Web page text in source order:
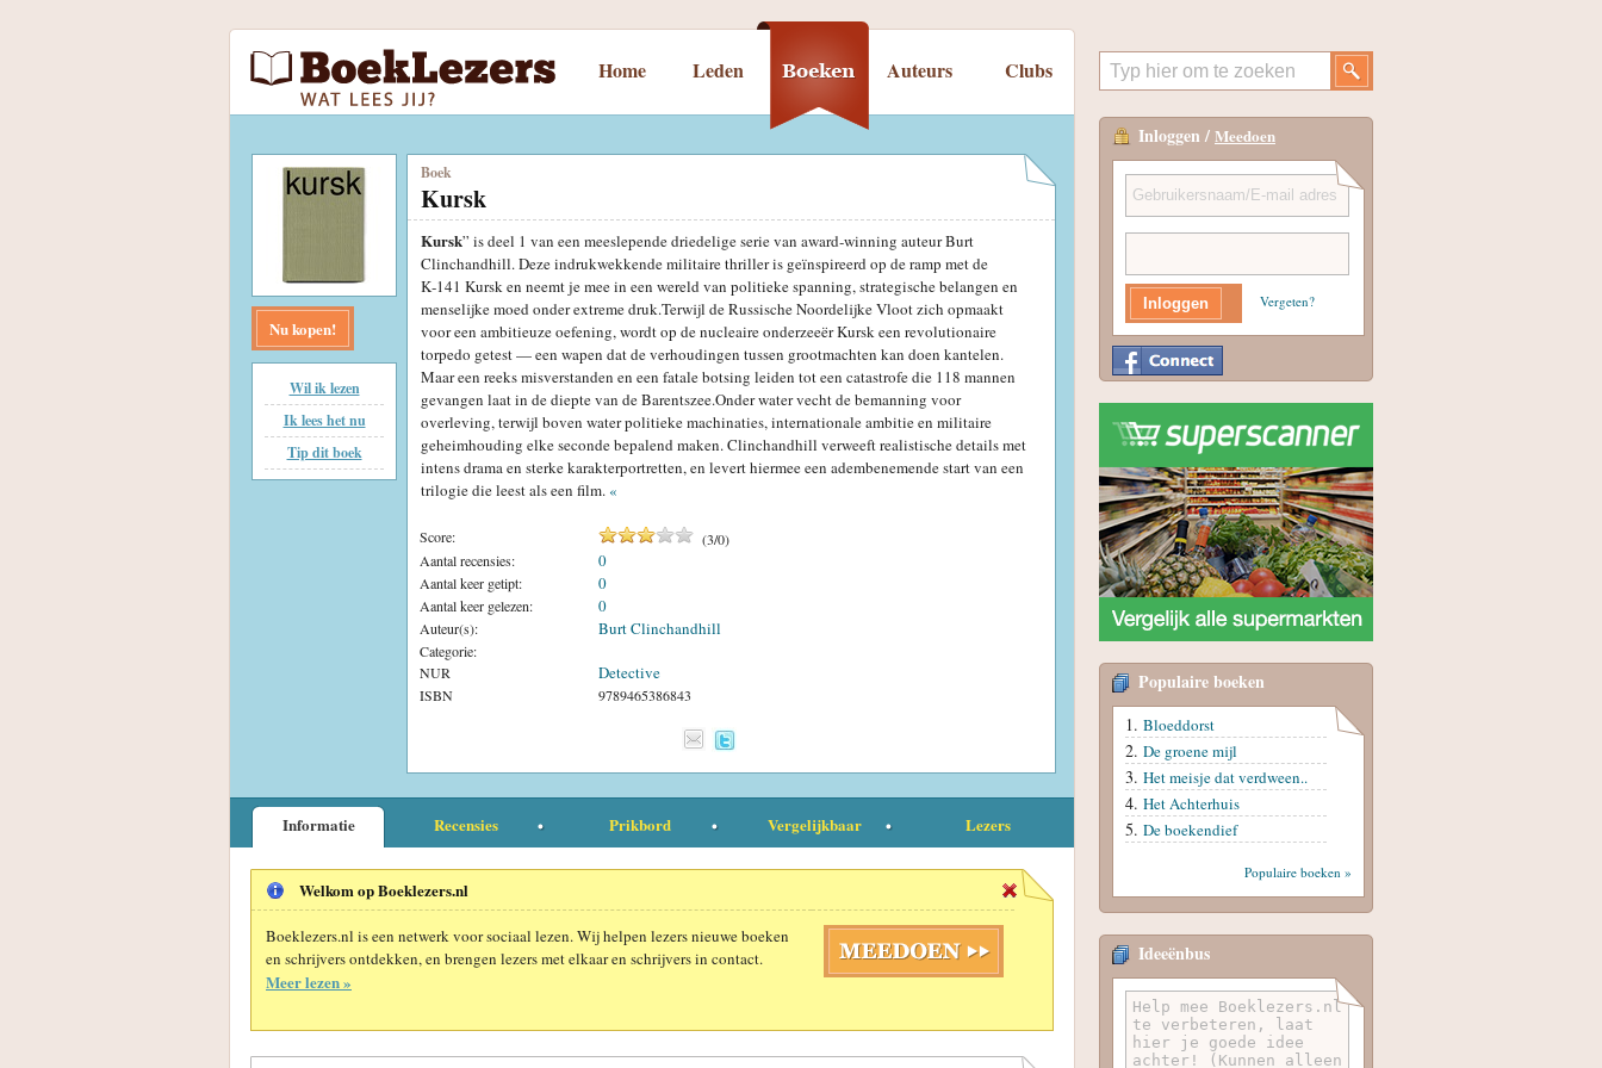
Home Leden Auteurs Clubs
Nu kopen!
Wil ik lezen
Ik lees het nu
Tip dit boek
Boek
Kursk
Kursk” is deel 1 van een meeslepende driedelige serie van award‑winning auteur Burt
Clinchandhill. Deze indrukwekkende militaire thriller is geïnspireerd op de ramp met de
K‑141 Kursk en neemt je mee in een wereld van politieke spanning, strategische belangen en
menselijke moed onder extreme druk.Terwijl de Russische Noordelijke Vloot zich opmaakt
voor een ambitieuze oefening, wordt op de nucleaire onderzeeër Kursk een revolutionaire
torpedo getest — een wapen dat de verhoudingen tussen grootmachten kan doen kantelen.
Maar een reeks misverstanden en een fatale botsing leiden tot een catastrofe die 118 mannen
gevangen laat in de diepte van de Barentszee.Onder water vecht de bemanning voor
overleving, terwijl boven water politieke machinaties, internationale ambitie en militaire
geheimhouding elke seconde bepalend maken. Clinchandhill verweeft realistische details met
intens drama en sterke karakterportretten, en levert hiermee een adembenemende start van een
trilogie die leest als een film. «
Score: (3/0)
Aantal recensies:
0
Aantal keer getipt: 0
Aantal keer gelezen: 0
Auteur(s): Burt Clinchandhill
Categorie:
NUR
Detective
ISBN 9789465386843
Informatie Recensies Prikbord Vergelijkbaar Lezers
Welkom op Boeklezers.nl
Boeklezers.nl is een netwerk voor sociaal lezen. Wij helpen lezers nieuwe boeken
en schrijvers ontdekken, en brengen lezers met elkaar en schrijvers in contact.
Meer lezen »
Inloggen / Meedoen
Vergeten?
Populaire boeken
Bloeddorst
De groene mijl
Het meisje dat verdween..
Het Achterhuis
De boekendief
Populaire boeken »
Ideeënbus